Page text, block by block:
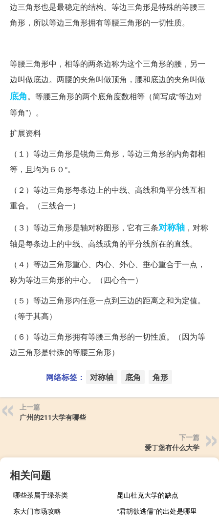
边三角形也是最稳定的结构。等边三角形是特殊的等腰三
角形，所以等边三角形拥有等腰三角形的一切性质。
等腰三角形中，相等的两条边称为这个三角形的腰，另一
边叫做底边。两腰的夹角叫做顶角，腰和底边的夹角叫做
底角。等腰三角形的两个底角度数相等（简写成“等边对
等角”）。
扩展资料
（１）等边三角形是锐角三角形，等边三角形的内角都相
等，且均为６０°。
（２）等边三角形每条边上的中线、高线和角平分线互相
重合。（三线合一）
（３）等边三角形是轴对称图形，它有三条对称轴 ，对称
轴是每条边上的中线、高线或角的平分线所在的直线。
（４）等边三角形重心、内心、外心、垂心重合于一点，
称为等边三角形的中心。（四心合一）
（５）等边三角形内任意一点到三边的距离之和为定值。
（等于其高）
（６）等边三角形拥有等腰三角形的一切性质。（因为等
边三角形是特殊的等腰三角形）
网络标签： 对称轴 底角 角形
上一篇
广州的211大学有哪些
下一篇
爱丁堡有什么大学
相关问题
哪些茶属于绿茶类
昆山杜克大学的缺点
东大门市场攻略
“君胡欲逃儒”的出处是哪里